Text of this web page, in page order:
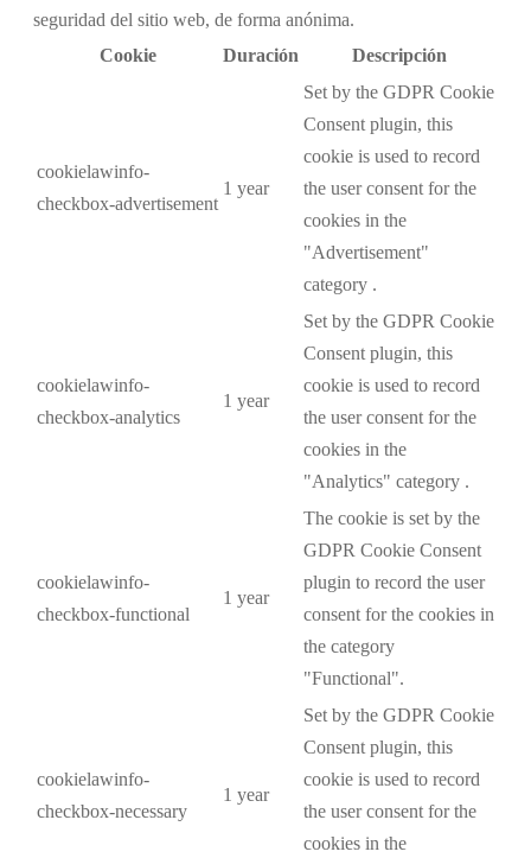
seguridad del sitio web, de forma anónima.
Cookie
Duración Descripción
cookielawinfo-
checkbox-advertisement
1 year
Set by the GDPR Cookie
Consent plugin, this
cookie is used to record
the user consent for the
cookies in the
"Advertisement"
category .
cookielawinfo-
checkbox-analytics
1 year
Set by the GDPR Cookie
Consent plugin, this
cookie is used to record
the user consent for the
cookies in the
"Analytics" category .
cookielawinfo-
checkbox-functional
1 year
The cookie is set by the
GDPR Cookie Consent
plugin to record the user
consent for the cookies in
the category
"Functional".
cookielawinfo-
checkbox-necessary
1 year
Set by the GDPR Cookie
Consent plugin, this
cookie is used to record
the user consent for the
cookies in the